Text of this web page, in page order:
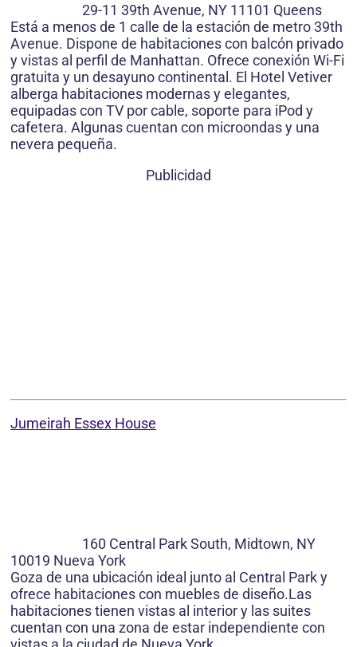
29-11 39th Avenue, NY 11101 Queens
Está a menos de 1 calle de la estación de metro 39th
Avenue. Dispone de habitaciones con balcón privado
y vistas al perfil de Manhattan. Ofrece conexión Wi-Fi
gratuita y un desayuno continental. El Hotel Vetiver
alberga habitaciones modernas y elegantes,
equipadas con TV por cable, soporte para iPod y
cafetera. Algunas cuentan con microondas y una
nevera pequeña.
Publicidad
Jumeirah Essex House
160 Central Park South, Midtown, NY
10019 Nueva York
Goza de una ubicación ideal junto al Central Park y
ofrece habitaciones con muebles de diseño.Las
habitaciones tienen vistas al interior y las suites
cuentan con una zona de estar independiente con